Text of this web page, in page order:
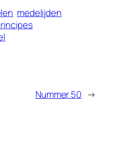
medelijden
Nummer 50 →